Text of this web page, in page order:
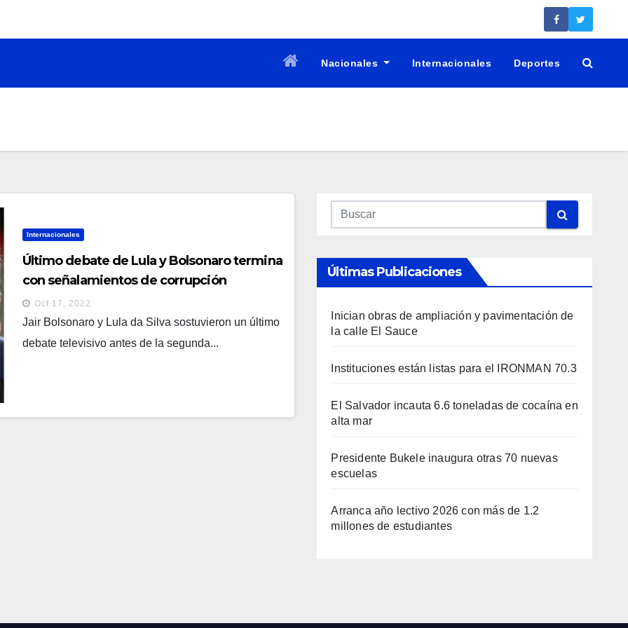
Nacionales Internacionales Deportes
Internacionales
Último debate de Lula y Bolsonaro termina
con señalamientos de corrupción
Oct 17, 2022
Jair Bolsonaro y Lula da Silva sostuvieron un último
debate televisivo antes de la segunda...
Últimas Publicaciones
Inician obras de ampliación y pavimentación de
la calle El Sauce
Instituciones están listas para el IRONMAN 70.3
El Salvador incauta 6.6 toneladas de cocaína en
alta mar
Presidente Bukele inaugura otras 70 nuevas
escuelas
Arranca año lectivo 2026 con más de 1.2
millones de estudiantes